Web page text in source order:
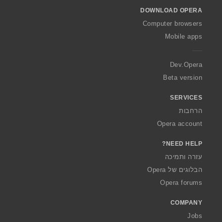
w
O
a
DOWNLOAD OPERA
Computer browsers
Mobile apps
Dev.Opera
Beta version
SERVICES
הרחבות
Opera account
NEED HELP?
עזרה ותמיכה
הבלוגים של Opera
Opera forums
COMPANY
Jobs